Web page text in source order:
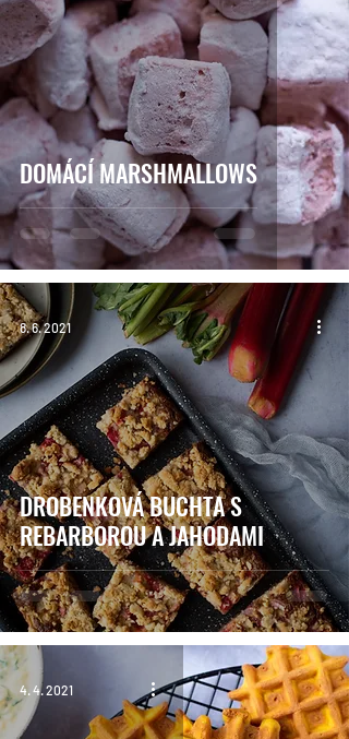
DOMÁCÍ MARSHMALLOWS
DROBENKOVÁ BUCHTA S
REBARBOROU A JAHODAMI
8. 6. 2021
4. 4. 2021